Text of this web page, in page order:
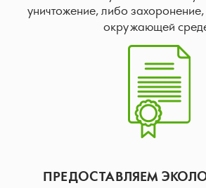
уничтожение, либо
окружающей
ПРЕДОСТАВЛЯЕМ